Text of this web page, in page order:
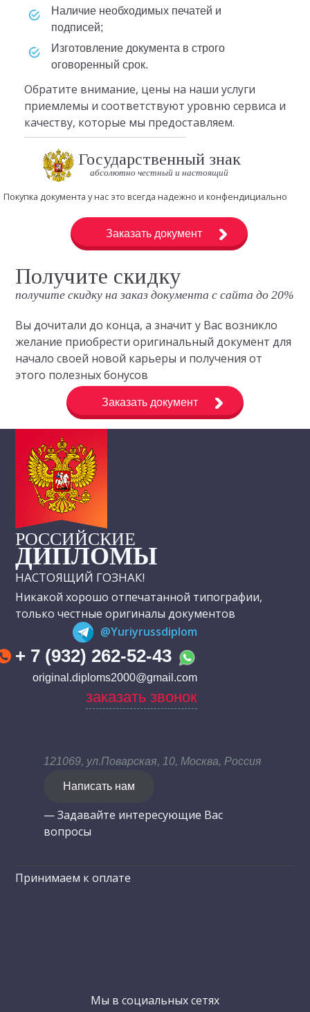
наличие необходимых печатей и
подписей;
изготовление документа в строго
оговоренный срок.
Обратите внимание, цены на наши услуги
приемлемы и соответствуют уровню сервиса и
качеству, которые мы предоставляем.
Государственный знак
абсолютно честный и настоящий
Покупка документа у нас это всегда надежно и конфендициально
Заказать документ
Получите скидку
получите скидку на заказ документа с сайта до 20%
Вы дочитали до конца, а значит у Вас возникло
желание приобрести оригинальный документ для
начало своей новой карьеры и получения от
этого полезных бонусов
Заказать документ
РОССИЙСКИЕ
ДИПЛОМЫ
НАСТОЯЩИЙ ГОЗНАК!
Никакой хорошо отпечатанной типографии,
только честные оригиналы документов
@Yuriyrussdiplom
+ 7 (932) 262-52-43
original.diploms2000@gmail.com
заказать звонок
121069, ул.Поварская, 10, Москва, Россия
Написать нам
— Задавайте интересующие Вас
вопросы
Принимаем к оплате
Мы в социальных сетях